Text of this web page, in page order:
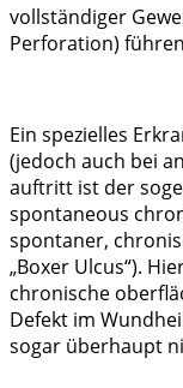
vollständiger
Perforation)
Ein spezielles
(jedoch auch bei
auftritt ist der
spontaneous
spontaner,
„Boxer Ulcus“).
chronische
Defekt im
sogar überhaupt